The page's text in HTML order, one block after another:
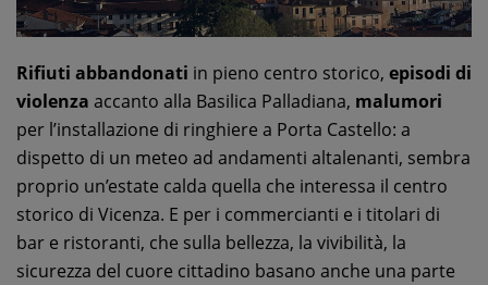
Rifiuti abbandonati in pieno centro storico, episodi di
violenza accanto alla Basilica Palladiana, malumori
per l’installazione di ringhiere a Porta Castello: a
dispetto di un meteo ad andamenti altalenanti, sembra
proprio un’estate calda quella che interessa il centro
storico di Vicenza. E per i commercianti e i titolari di
bar e ristoranti, che sulla bellezza, la vivibilità, la
sicurezza del cuore cittadino basano anche una parte